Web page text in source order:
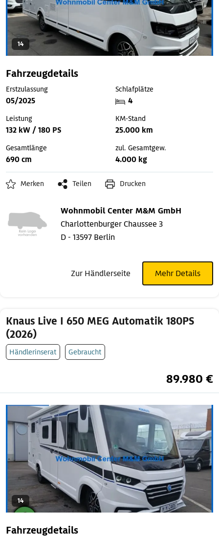
14
Fahrzeugdetails
Erstzulassung
05/2025
Schlafplätze
4
Leistung
132 kW / 180 PS
KM-Stand
25.000 km
Gesamtlänge
690 cm
zul. Gesamtgew.
4.000 kg
Merken Teilen Drucken
Wohnmobil Center M&M GmbH
Charlottenburger Chaussee 3
D - 13597 Berlin
Zur Händlerseite Mehr Details
Knaus Live I 650 MEG Automatik 180PS
(2026)
Händlerinserat Gebraucht
89.980 €
14
Fahrzeugdetails